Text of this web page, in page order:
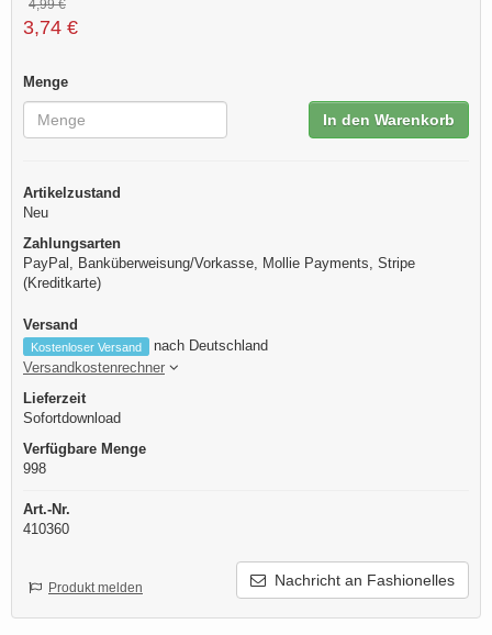
4,99 €
3,74 €
Menge
In den Warenkorb
Artikelzustand
Neu
Zahlungsarten
PayPal, Banküberweisung/Vorkasse, Mollie Payments, Stripe
(Kreditkarte)
Versand
Kostenloser Versand
nach Deutschland
Versandkostenrechner
Lieferzeit
Sofortdownload
Verfügbare Menge
998
Art.-Nr.
410360
Nachricht an Fashionelles
Produkt melden